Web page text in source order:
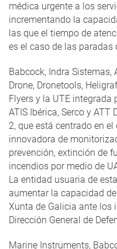
médica urgente a los
incrementando la
las que el tiempo de
es el caso de las paradas
Babcock, Indra Sistemas,
Drone, Dronetools,
Flyers y la UTE integrada
ATIS Ibérica, Serco y
2, que está centrado en
innovadora de
prevención, extinción de
incendios por medio de
La entidad usuaria de
aumentar la capacidad
Xunta de Galicia ante los
Dirección General de
Marine Instruments,